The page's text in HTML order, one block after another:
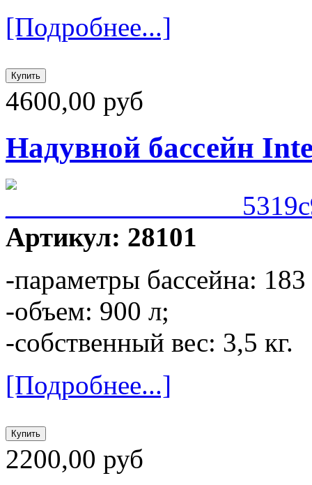
[Подробнее...]
4600,00 руб
Надувной бассейн
Артикул: 28101
-параметры бассейна:
-объем: 900 л;
-собственный вес: 3,5 кг.
[Подробнее...]
2200,00 руб